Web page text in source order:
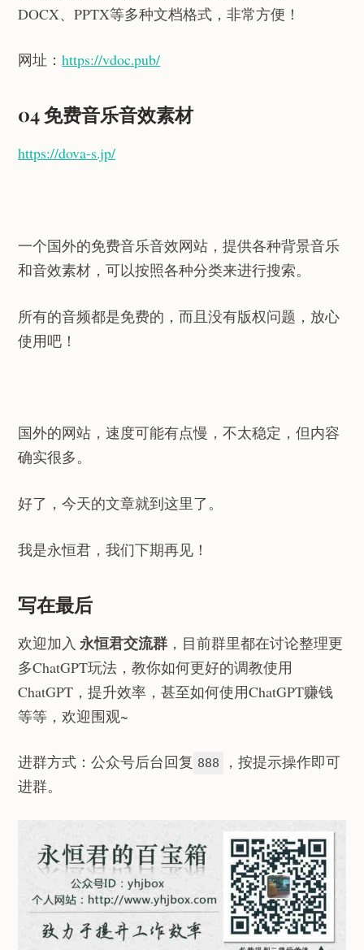
DOCX、PPTX等多种文档格式，非常方便！
网址：https://vdoc.pub/
04 免费音乐音效素材
https://dova-s.jp/
一个国外的免费音乐音效网站，提供各种背景音乐
和音效素材，可以按照各种分类来进行搜索。
所有的音频都是免费的，而且没有版权问题，放心
使用吧！
国外的网站，速度可能有点慢，不太稳定，但内容
确实很多。
好了，今天的文章就到这里了。
我是永恒君，我们下期再见！
写在最后
欢迎加入 永恒君交流群 ，目前群里都在讨论整理更
多ChatGPT玩法，教你如何更好的调教使用
ChatGPT，提升效率，甚至如何使用ChatGPT赚钱
等等，欢迎围观~
进群方式：公众号后台回复 888
，按提示操作即可
进群。